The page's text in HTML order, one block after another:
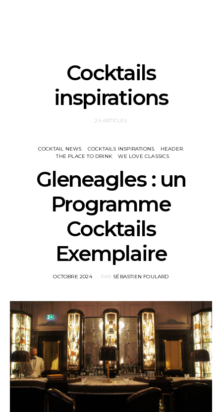
Cocktails
inspirations
24 ARTICLES
COCKTAIL NEWS COCKTAILS INSPIRATIONS
HEADER
THE PLACE TO DRINK
WE LOVE CLASSICS
Gleneagles : un
Programme
Cocktails
Exemplaire
POSTED
OCTOBRE 2024 PAR SÉBASTIEN FOULARD